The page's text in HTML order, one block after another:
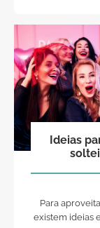
Ideias
Para
existem ideias